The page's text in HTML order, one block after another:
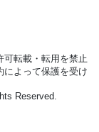
可転載・転用を禁止
によって保護を受け
Reserved.